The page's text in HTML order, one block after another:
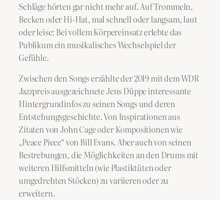
Schläge hörten gar nicht mehr auf. Auf Trommeln,
Becken oder Hi-Hat, mal schnell oder langsam, laut
oder leise: Bei vollem Körpereinsatz erlebte das
Publikum ein musikalisches Wechselspiel der
Gefühle.
Zwischen den Songs erzählte der 2019 mit dem WDR
Jazzpreis ausgezeichnete Jens Düppe interessante
Hintergrundinfos zu seinen Songs und deren
Entstehungsgeschichte. Von Inspirationen aus
Zitaten von John Cage oder Kompositionen wie
„Peace Piece“ von Bill Evans. Aber auch von seinen
Bestrebungen, die Möglichkeiten an den Drums mit
weiteren Hilfsmitteln (wie Plastiktüten oder
umgedrehten Stöcken) zu variieren oder zu
erweitern.